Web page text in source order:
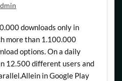
downloads only in
more than 1.100.000
options. On a daily
12.500 different users and
Allein in Google Play